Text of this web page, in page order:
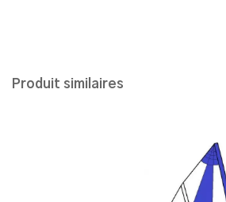
Produit similaires